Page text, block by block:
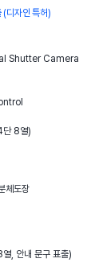
(디자인 특허)
Shutter Camera
8열)
체도장
, 안내 문구 표출)